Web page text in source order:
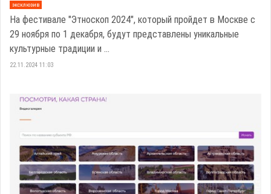
эксклюзив
На фестивале "Этноскоп 2024", который пройдет в Москве с
29 ноября по 1 декабря, будут представлены уникальные
культурные традиции и ...
22.11.2024 11:03